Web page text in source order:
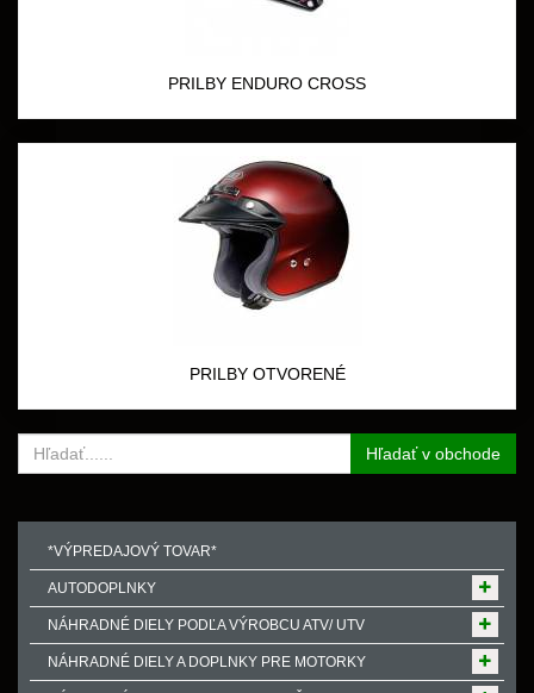
PRILBY ENDURO CROSS
PRILBY OTVORENÉ
Hľadať v obchode
*VÝPREDAJOVÝ TOVAR*
AUTODOPLNKY
NÁHRADNÉ DIELY PODĽA VÝROBCU ATV/ UTV
NÁHRADNÉ DIELY A DOPLNKY PRE MOTORKY